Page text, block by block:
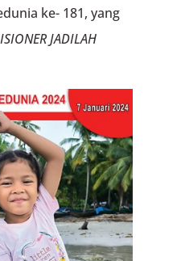
ke- 181, yang
JADILAH